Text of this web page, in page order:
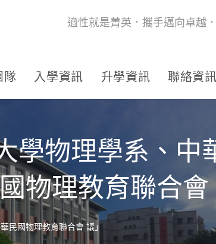
適性就是菁英．攜手邁向卓越
隊 入學資訊 升學資訊 聯絡資訊
學物理學系、中
物理教育聯合
民國物理教育聯合會 議」